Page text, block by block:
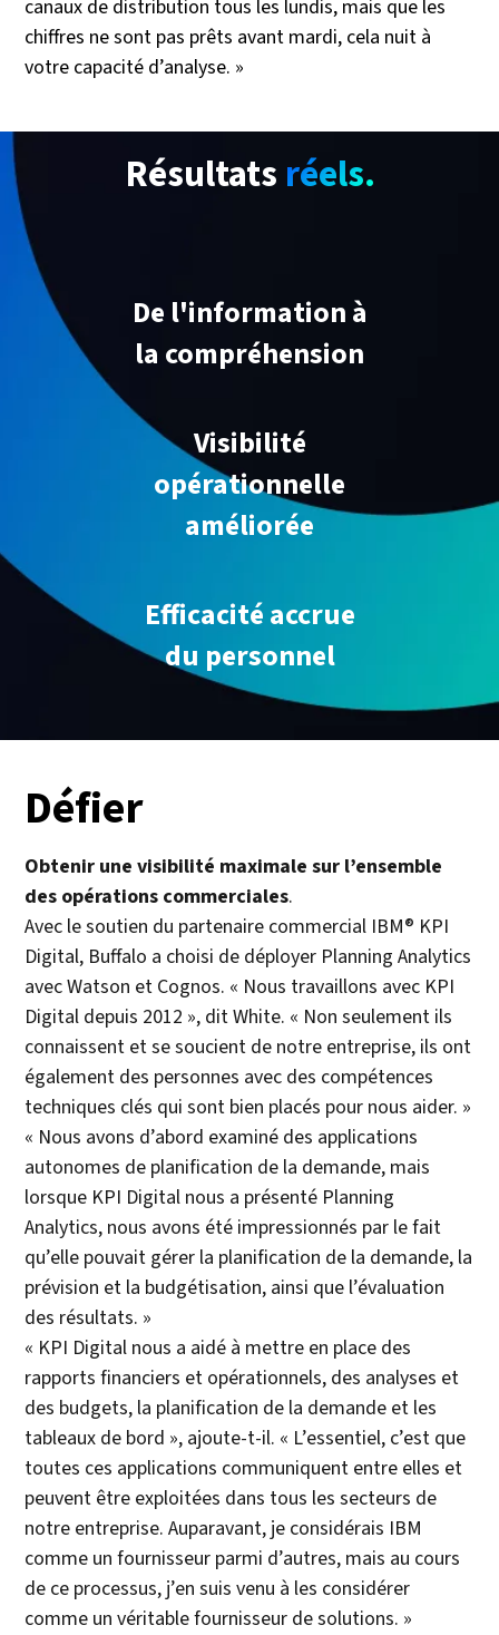
canaux de distribution tous les lundis, mais que les
chiffres ne sont pas prêts avant mardi, cela nuit à
votre capacité d’analyse. »
Résultats réels.
De l'information à
la compréhension
Visibilité
opérationnelle
améliorée
Efficacité accrue
du personnel
Défier
Obtenir une visibilité maximale sur l’ensemble
des opérations commerciales.
Avec le soutien du partenaire commercial IBM® KPI
Digital, Buffalo a choisi de déployer Planning Analytics
avec Watson et Cognos. « Nous travaillons avec KPI
Digital depuis 2012 », dit White. « Non seulement ils
connaissent et se soucient de notre entreprise, ils ont
également des personnes avec des compétences
techniques clés qui sont bien placés pour nous aider. »
« Nous avons d’abord examiné des applications
autonomes de planification de la demande, mais
lorsque KPI Digital nous a présenté Planning
Analytics, nous avons été impressionnés par le fait
qu’elle pouvait gérer la planification de la demande, la
prévision et la budgétisation, ainsi que l’évaluation
des résultats. »
« KPI Digital nous a aidé à mettre en place des
rapports financiers et opérationnels, des analyses et
des budgets, la planification de la demande et les
tableaux de bord », ajoute-t-il. « L’essentiel, c’est que
toutes ces applications communiquent entre elles et
peuvent être exploitées dans tous les secteurs de
notre entreprise. Auparavant, je considérais IBM
comme un fournisseur parmi d’autres, mais au cours
de ce processus, j’en suis venu à les considérer
comme un véritable fournisseur de solutions. »